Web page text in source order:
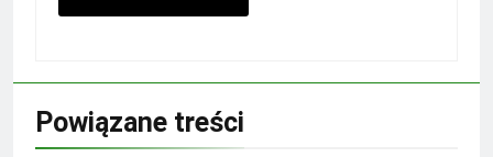
Powiązane treści